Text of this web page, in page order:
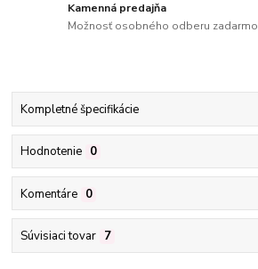
Kamenná predajňa
Možnosť osobného odberu zadarmo
Kompletné špecifikácie
Hodnotenie 0
Komentáre 0
Súvisiaci tovar 7